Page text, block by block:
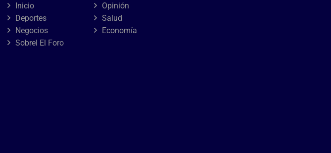
Inicio
Opinión
Deportes
Salud
Negocios
Economía
Sobrel El Foro